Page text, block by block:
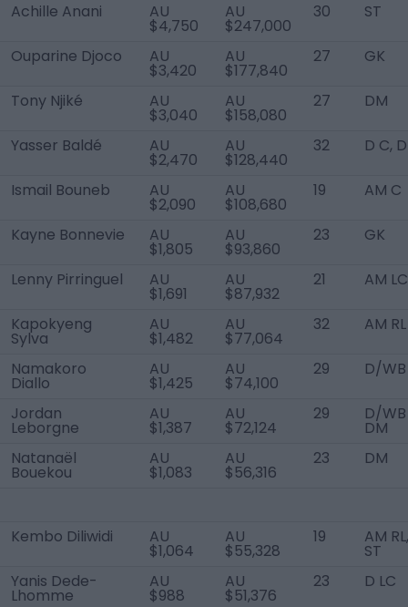
Achille Anani AU
$4,750
AU
$247,000
30 ST
Ouparine Djoco AU
$3,420
AU
$177,840
27 GK
Tony Njiké AU
$3,040
AU
$158,080
27 DM
Yasser Baldé AU
$2,470
AU
$128,440
32 D C,
Ismail Bouneb AU
$2,090
AU
$108,680
19 AM C
Kayne Bonnevie AU
$1,805
AU
$93,860
23 GK
Lenny Pirringuel AU
$1,691
AU
$87,932
21 AM LC
Kapokyeng
Sylva
AU
$1,482
AU
$77,064
32 AM RL
Namakoro
Diallo
AU
$1,425
AU
$74,100
29 D/WB
Jordan
Leborgne
AU
$1,387
AU
$72,124
29 D/WB
DM
Natanaël
Bouekou
AU
$1,083
AU
$56,316
23 DM
Kembo Diliwidi AU
$1,064
AU
$55,328
19 AM RL,
ST
Yanis Dede-
Lhomme
AU
$988
AU
$51,376
23 D LC